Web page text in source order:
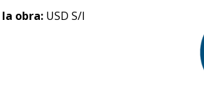
obra: USD S/I